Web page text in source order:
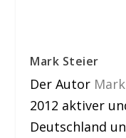
Mark Steier
Der Autor
2012 aktiver
Deutschland